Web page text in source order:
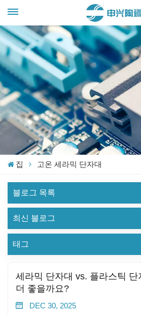
집 고온 세라믹 단자대
블로그 목록
최신 블로그
태그
세라믹 단자대 vs. 플라스틱 단
더 좋을까요?
DEC 30, 2025